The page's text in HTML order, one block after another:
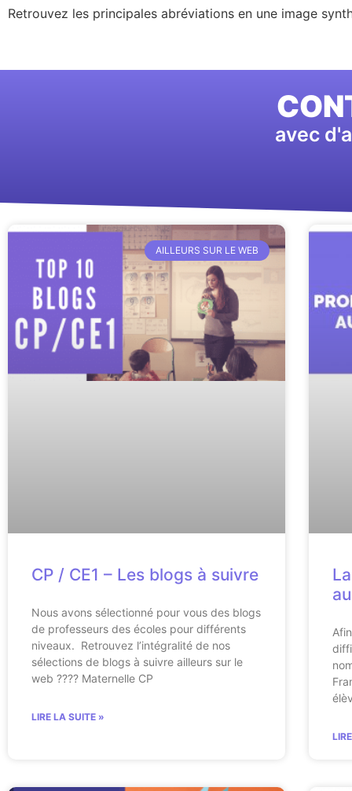
Retrouvez les principales abréviations en une image
avec
AILLEURS SUR LE WEB
CP / CE1 – Les blogs à suivre
Nous avons sélectionné pour vous des blogs
de professeurs des écoles pour différents
niveaux. Retrouvez l’intégralité de nos
sélections de blogs à suivre ailleurs sur le
web ???? Maternelle CP
LIRE LA SUITE »